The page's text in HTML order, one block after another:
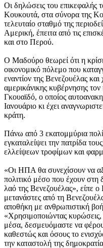
Οι δηλώσεις του επικεφαλής
Κουκουτά, στα σύνορα της
τελευταίο σταθμό της
Αμερική, έπειτα από τις
και στο Περού.
Ο Μαδούρο θεωρεί ότι η
οικονομικό πόλεμο που
εναντίον της Βενεζουέλας και
αμερικάνικης κυβέρνησης
Γκουαϊδό, ο οποίος
Ιανουάριο κι έχει
κράτη.
Πάνω από 3 εκατομμύρια
εγκαταλείψει την πατρίδα
ελλείψεων τροφίμων και
«Οι ΗΠΑ θα συνεχίσουν να
πολιτικό μέσο που έχουν στη
λαό της Βενεζουέλας», είπε
μετανάστες από τη
αποθήκη με ανθρωπιστική
«Χρησιμοποιώντας
μέσα, δεσμευόμαστε να
καθεστώς και όσους το
την καταστολή της